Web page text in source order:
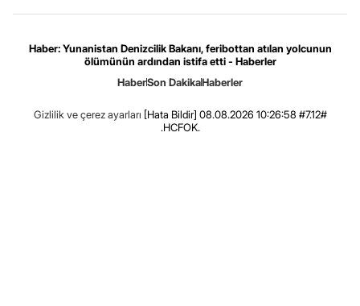
Haber: Yunanistan Denizcilik Bakanı, feribottan atılan yolcunun
ölümünün ardından istifa etti - Haberler
HaberSon DakikaHaberler
Gizlilik ve çerez ayarları [Hata Bildir] 08.08.2026 10:26:58 #7.12#
.HCFOK.